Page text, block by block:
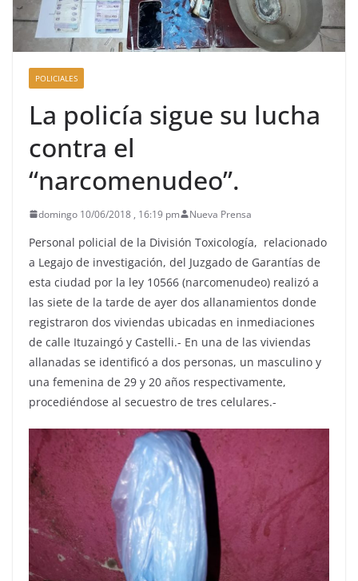
POLICIALES
La policía sigue su lucha
contra el
“narcomenudeo”.
domingo 10/06/2018 , 16:19 pm Nueva Prensa
Personal policial de la División Toxicología, relacionado
a Legajo de investigación, del Juzgado de Garantías de
esta ciudad por la ley 10566 (narcomenudeo) realizó a
las siete de la tarde de ayer dos allanamientos donde
registraron dos viviendas ubicadas en inmediaciones
de calle Ituzaingó y Castelli.- En una de las viviendas
allanadas se identificó a dos personas, un masculino y
una femenina de 29 y 20 años respectivamente,
procediéndose al secuestro de tres celulares.-